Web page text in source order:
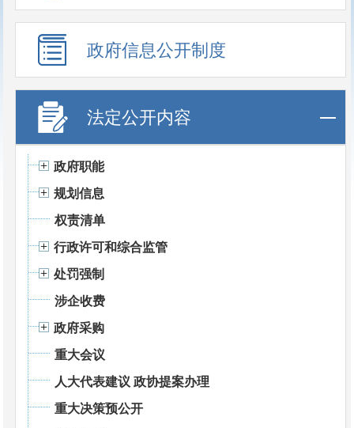
政府信息公开制度
法定公开内容
政府职能
规划信息
权责清单
行政许可和综合监管
处罚强制
涉企收费
政府采购
重大会议
人大代表建议 政协提案办理
重大决策预公开